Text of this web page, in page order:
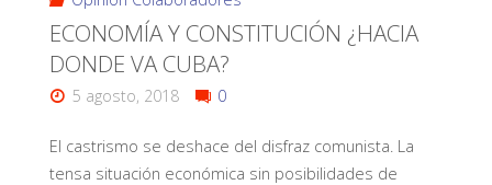
ECONOMÍA Y CONSTITUCIÓN ¿HACIA
DONDE VA CUBA?
5 agosto, 2018 0
El castrismo se deshace del disfraz comunista. La
tensa situación económica sin posibilidades de